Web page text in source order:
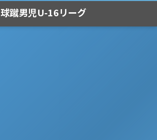
球蹴男児U-16リーグ